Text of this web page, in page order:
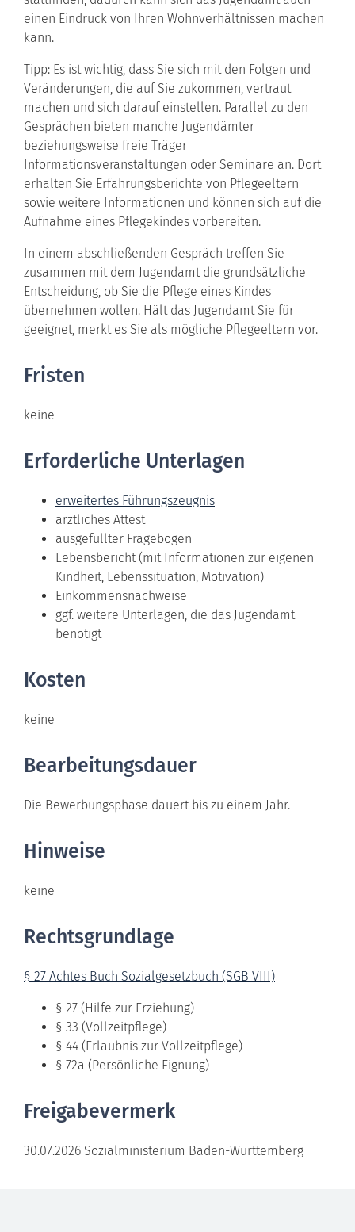
einen Eindruck von Ihren Wohnverhältnissen machen
kann.
Tipp: Es ist wichtig, dass Sie sich mit den Folgen und
Veränderungen, die auf Sie zukommen, vertraut
machen und sich darauf einstellen. Parallel zu den
Gesprächen bieten manche Jugendämter
beziehungsweise freie Träger
Informationsveranstaltungen oder Seminare an. Dort
erhalten Sie Erfahrungsberichte von Pflegeeltern
sowie weitere Informationen und können sich auf die
Aufnahme eines Pflegekindes vorbereiten.
In einem abschließenden Gespräch treffen Sie
zusammen mit dem Jugendamt die grundsätzliche
Entscheidung, ob Sie die Pflege eines Kindes
übernehmen wollen. Hält das Jugendamt Sie für
geeignet, merkt es Sie als mögliche Pflegeeltern vor.
Fristen
keine
Erforderliche Unterlagen
erweitertes Führungszeugnis
ärztliches Attest
ausgefüllter Fragebogen
Lebensbericht (mit Informationen zur eigenen
Kindheit, Lebenssituation, Motivation)
Einkommensnachweise
ggf. weitere Unterlagen, die das Jugendamt
benötigt
Kosten
keine
Bearbeitungsdauer
Die Bewerbungsphase dauert bis zu einem Jahr.
Hinweise
keine
Rechtsgrundlage
§ 27 Achtes Buch Sozialgesetzbuch (SGB VIII)
§ 27 (Hilfe zur Erziehung)
§ 33 (Vollzeitpflege)
§ 44 (Erlaubnis zur Vollzeitpflege)
§ 72a (Persönliche Eignung)
Freigabevermerk
30.07.2026 Sozialministerium Baden-Württemberg